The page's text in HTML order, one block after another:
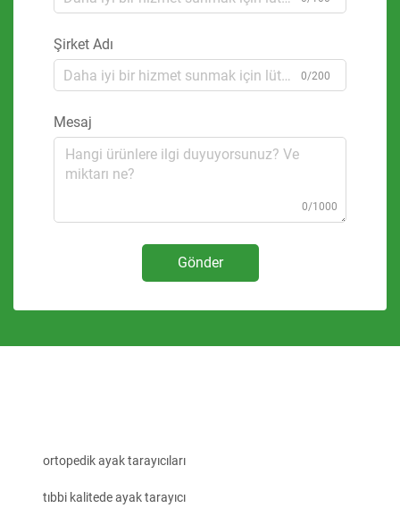
Şirket Adı
0/200
Mesaj
0/1000
Gönder
ortopedik ayak tarayıcıları
tıbbi kalitede ayak tarayıcı